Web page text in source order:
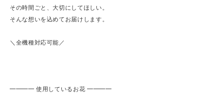
その時間ごと、大切にしてほしい。
そんな想いを込めてお届けします。
＼全機種対応可能／
━━━━ 使用しているお花 ━━━━